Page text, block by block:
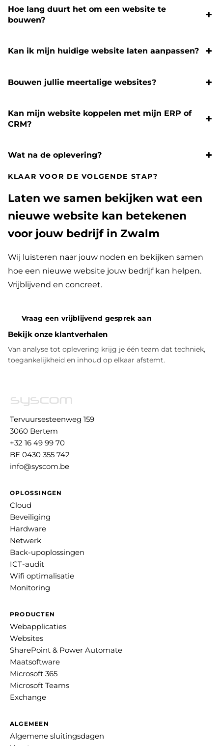
Hoe lang duurt het om een website te
bouwen?
Kan ik mijn huidige website laten aanpassen?
Bouwen jullie meertalige websites?
Kan mijn website koppelen met mijn ERP of
CRM?
Wat na de oplevering?
KLAAR VOOR DE VOLGENDE STAP?
Laten we samen bekijken wat een
nieuwe website kan betekenen
voor jouw bedrijf in Zwalm
Wij luisteren naar jouw noden en bekijken samen
hoe een nieuwe website jouw bedrijf kan helpen.
Vrijblijvend en concreet.
Vraag een vrijblijvend gesprek aan
Bekijk onze klantverhalen
Van analyse tot oplevering krijg je één team dat techniek,
toegankelijkheid en inhoud op elkaar afstemt.
Tervuursesteenweg 159
3060 Bertem
+32 16 49 99 70
BE 0430 355 742
info@syscom.be
OPLOSSINGEN
Cloud
Beveiliging
Hardware
Netwerk
Back-upoplossingen
ICT-audit
Wifi optimalisatie
Monitoring
PRODUCTEN
Webapplicaties
Websites
SharePoint & Power Automate
Maatsoftware
Microsoft 365
Microsoft Teams
Exchange
ALGEMEEN
Algemene sluitingsdagen